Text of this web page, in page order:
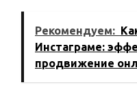
Рекомендуем:
Инстаграме:
продвижение